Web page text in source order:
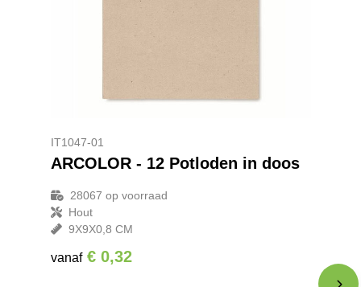
IT1047-01
ARCOLOR - 12 Potloden in doos
28067 op voorraad
Hout
9X9X0,8 CM
vanaf € 0,32